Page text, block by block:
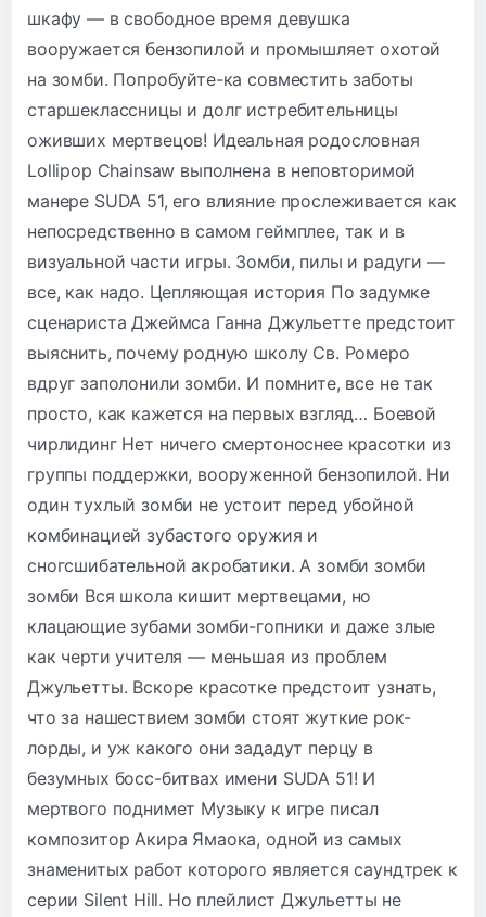
шкафу — в свободное время девушка
вооружается бензопилой и промышляет охотой
на зомби. Попробуйте-ка совместить заботы
старшеклассницы и долг истребительницы
оживших мертвецов! Идеальная родословная
Lollipop Chainsaw выполнена в неповторимой
манере SUDA 51, его влияние прослеживается как
непосредственно в самом геймплее, так и в
визуальной части игры. Зомби, пилы и радуги —
все, как надо. Цепляющая история По задумке
сценариста Джеймса Ганна Джульетте предстоит
выяснить, почему родную школу Св. Ромеро
вдруг заполонили зомби. И помните, все не так
просто, как кажется на первых взгляд… Боевой
чирлидинг Нет ничего смертоноснее красотки из
группы поддержки, вооруженной бензопилой. Ни
один тухлый зомби не устоит перед убойной
комбинацией зубастого оружия и
сногсшибательной акробатики. А зомби зомби
зомби Вся школа кишит мертвецами, но
клацающие зубами зомби-гопники и даже злые
как черти учителя — меньшая из проблем
Джульетты. Вскоре красотке предстоит узнать,
что за нашествием зомби стоят жуткие рок-
лорды, и уж какого они зададут перцу в
безумных босс-битвах имени SUDA 51! И
мертвого поднимет Музыку к игре писал
композитор Акира Ямаока, одной из самых
знаменитых работ которого является саундтрек к
серии Silent Hill. Но плейлист Джульетты не